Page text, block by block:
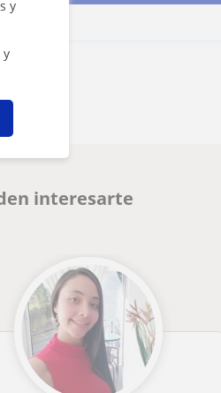
y
y
interesarte